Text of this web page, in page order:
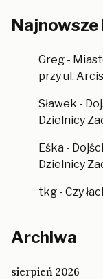
Greg -
przy ul.
Sławek -
Dzielnicy
Eśka -
Dzielnicy
tkg - Czy
Archiwa
sierpień 2026